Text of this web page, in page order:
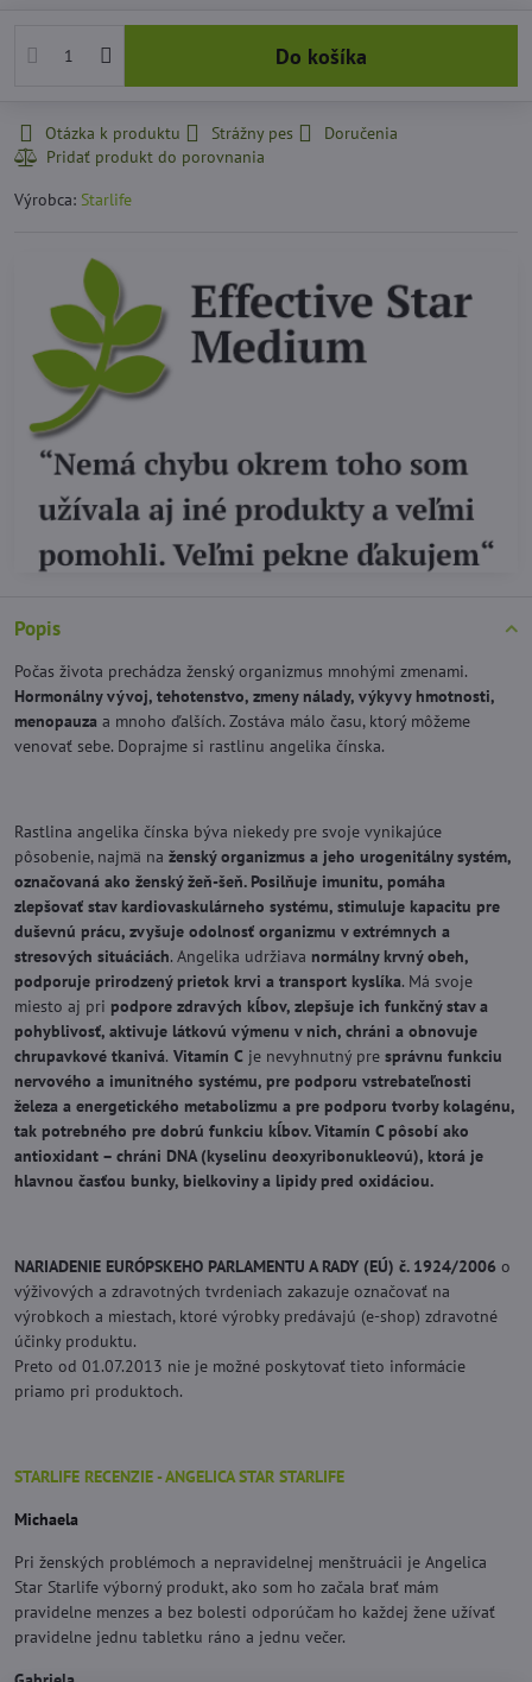
Do košíka
Otázka k produktu Strážny pes Doručenia
Výrobca: Starlife
Popis
Počas života prechádza ženský organizmus mnohými zmenami.
Hormonálny vývoj, tehotenstvo, zmeny nálady, výkyvy hmotnosti,
menopauza a mnoho ďalších. Zostáva málo času, ktorý môžeme
venovať sebe. Doprajme si rastlinu angelika čínska.
Rastlina angelika čínska býva niekedy pre svoje vynikajúce
pôsobenie, najmä na ženský organizmus a jeho urogenitálny systém,
označovaná ako ženský žeň-šeň. Posilňuje imunitu, pomáha
zlepšovať stav kardiovaskulárneho systému, stimuluje kapacitu pre
duševnú prácu, zvyšuje odolnosť organizmu v extrémnych a
stresových situáciách. Angelika udržiava normálny krvný obeh,
podporuje prirodzený prietok krvi a transport kyslíka. Má svoje
miesto aj pri podpore zdravých kĺbov, zlepšuje ich funkčný stav a
pohyblivosť, aktivuje látkovú výmenu v nich, chráni a obnovuje
chrupavkové tkanivá. Vitamín C je nevyhnutný pre správnu funkciu
nervového a imunitného systému, pre podporu vstrebateľnosti
železa a energetického metabolizmu a pre podporu tvorby kolagénu,
tak potrebného pre dobrú funkciu kĺbov. Vitamín C pôsobí ako
antioxidant – chráni DNA (kyselinu deoxyribonukleovú), ktorá je
hlavnou časťou bunky, bielkoviny a lipidy pred oxidáciou.
NARIADENIE EURÓPSKEHO PARLAMENTU A RADY (EÚ) č. 1924/2006 o
výživových a zdravotných tvrdeniach zakazuje označovať na
výrobkoch a miestach, ktoré výrobky predávajú (e-shop) zdravotné
účinky produktu.
Preto od 01.07.2013 nie je možné poskytovať tieto informácie
priamo pri produktoch.
STARLIFE RECENZIE - ANGELICA STAR STARLIFE
Michaela
Pri ženských problémoch a nepravidelnej menštruácii je Angelica
Star Starlife výborný produkt, ako som ho začala brať mám
pravidelne menzes a bez bolesti odporúčam ho každej žene užívať
pravidelne jednu tabletku ráno a jednu večer.